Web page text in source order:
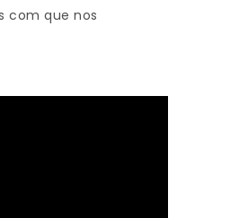
com que nos